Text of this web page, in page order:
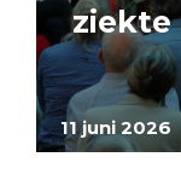
11 juni 2026
ziekte